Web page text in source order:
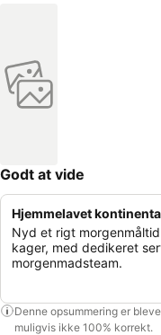
Godt at vide
Hjemmelavet
Nyd et rigt
kager, med dedikeret
morgenmadsteam.
Denne opsummering er
muligvis ikke 100% korrekt.